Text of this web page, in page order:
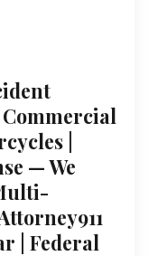
|
— We
| Federal